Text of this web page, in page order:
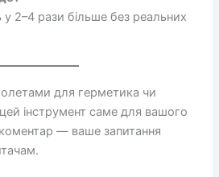
2–4 рази більше без реальних
для герметика чи
цей інструмент саме для вашого
— ваше запитання